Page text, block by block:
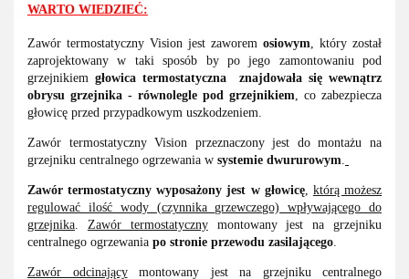
WARTO WIEDZIEĆ:
Zawór termostatyczny Vision jest zaworem osiowym, który został
zaprojektowany w taki sposób by po jego zamontowaniu pod
grzejnikiem głowica termostatyczna znajdowała się wewnątrz
obrysu grzejnika - równolegle pod grzejnikiem, co zabezpiecza
głowicę przed przypadkowym uszkodzeniem.
Zawór termostatyczny Vision przeznaczony jest do montażu na
grzejniku centralnego ogrzewania w systemie dwururowym.
Zawórtermostatyczny wyposażony jest w głowicę, którą możesz
regulować ilość wody (czynnika grzewczego) wpływającego do
grzejnika. Zawór termostatyczny
montowany jest na grzejniku
centralnego ogrzewania po stronie przewodu zasilającego.
Zawór odcinającymontowany jest na grzejniku centralnego